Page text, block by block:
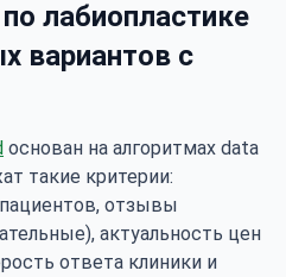
лабиопластике
вариантов с
основан на алгоритмах data
такие критерии:
отзывы
актуальность цен
ответа клиники и